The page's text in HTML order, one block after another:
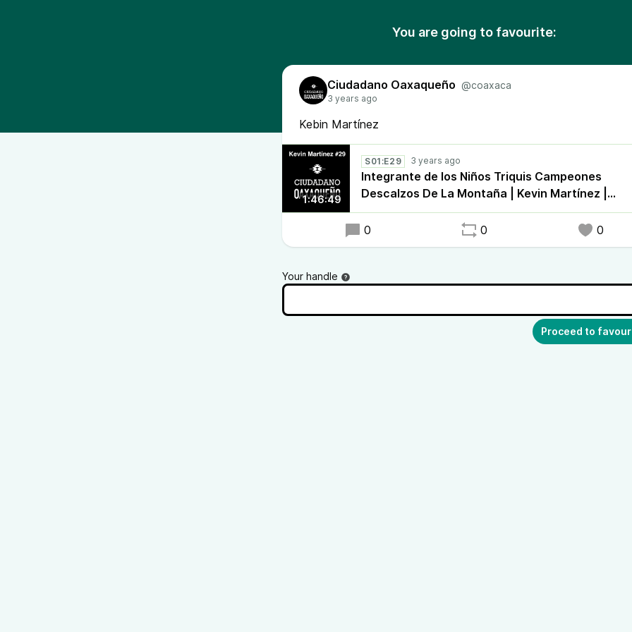
You are going to favourite:
Ciudadano Oaxaqueño @coaxaca
3 years ago
Kebin Martínez
1:46:49
S01:E29 3 years ago
Integrante de los Niños Triquis Campeones
Descalzos De La Montaña | Kevin Martínez |
C.Oaxaqueño #29
0
0 0
Your handle
Proceed to